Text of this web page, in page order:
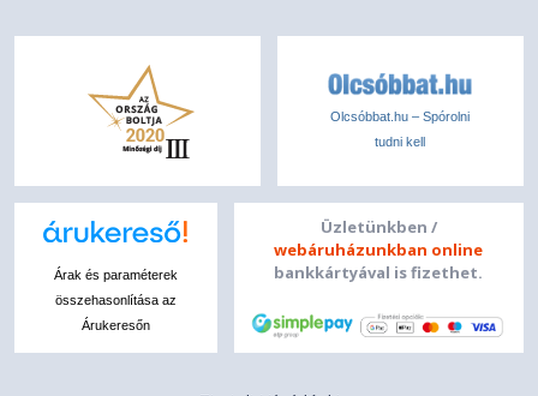
Olcsóbbat.hu – Spórolni
tudni kell
Árak és paraméterek
összehasonlítása az
Árukeresőn
Üzletünkben /
webáruházunkban online
bankkártyával is fizethet.